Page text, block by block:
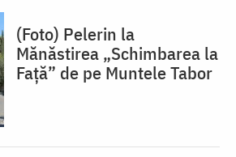
(Foto) Pelerin la
Mănăstirea „Schimbarea la
Față” de pe Muntele Tabor